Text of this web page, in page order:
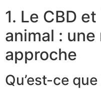
1. Le CBD
animal :
approche
Qu’est-ce que